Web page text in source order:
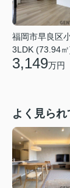
福岡市早良区
3LDK (73.94
3,149万円
よく見ら